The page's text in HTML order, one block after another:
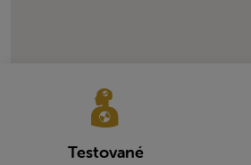
Testované